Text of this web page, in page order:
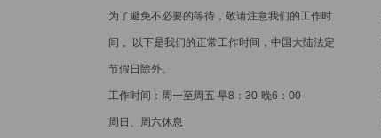
为了避免不必要的等待，敬请注意我们的工作时
间 。以下是我们的正常工作时间，中国大陆法定
节假日除外。
工作时间：周一至周五 早8：30-晚6：00
周日、周六休息